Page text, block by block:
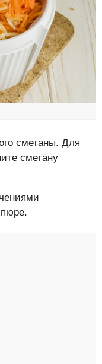
сметаны. Для
сметану